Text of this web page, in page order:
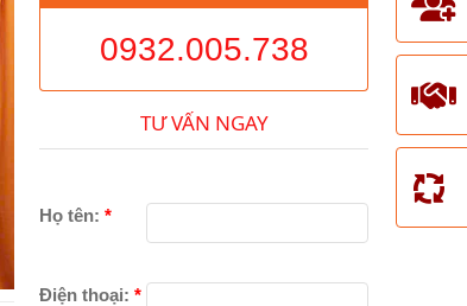
0932.005.738
TƯ VẤN NGAY
Họ tên:*
Điện thoại:*